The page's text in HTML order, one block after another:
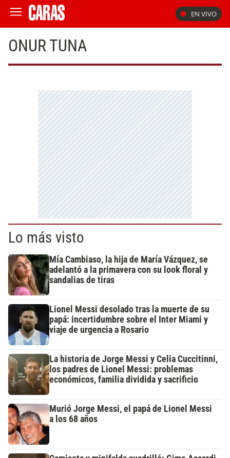
EN VIVO
ONUR TUNA
Lo más visto
Mía Cambiaso, la hija de María Vázquez, se
adelantó a la primavera con su look floral y
sandalias de tiras
Lionel Messi desolado tras la muerte de su
papá: incertidumbre sobre el Inter Miami y
viaje de urgencia a Rosario
La historia de Jorge Messi y Celia Cuccitinni,
los padres de Lionel Messi: problemas
económicos, familia dividida y sacrificio
Murió Jorge Messi, el papá de Lionel Messi
a los 68 años